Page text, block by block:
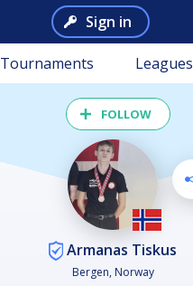
Sign in
Tournaments Leagues
FOLLOW
Armanas Tiskus
Bergen, Norway